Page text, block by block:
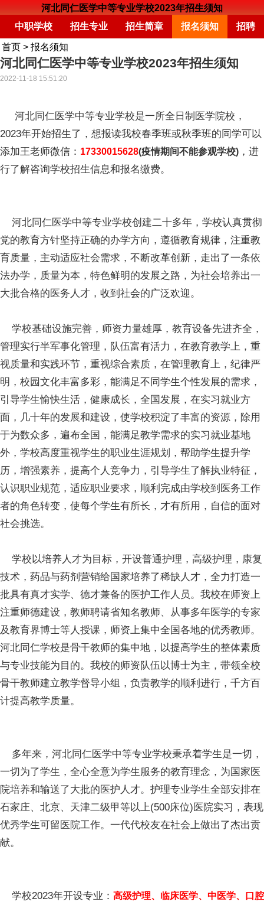
河北同仁医学中等专业学校2023年招生须知
中职学校
招生专业 招生简章 报名须知 招聘
首页 > 报名须知
河北同仁医学中等专业学校2023年招生须知
2022-11-18 15:51:20
河北同仁医学中等专业学校是一所全日制医学院校，
2023年开始招生了，想报读我校春季班或秋季班的同学可以
添加王老师微信： 17330015628(疫情期间不能参观学校) ，进
行了解咨询学校招生信息和报名缴费。
河北同仁医学中等专业学校创建二十多年，学校认真贯彻
党的教育方针坚持正确的办学方向，遵循教育规律，注重教
育质量，主动适应社会需求，不断改革创新，走出了一条依
法办学，质量为本，特色鲜明的发展之路，为社会培养出一
大批合格的医务人才，收到社会的广泛欢迎。
学校基础设施完善，师资力量雄厚，教育设备先进齐全，
管理实行半军事化管理，队伍富有活力，在教育教学上，重
视质量和实践环节，重视综合素质，在管理教育上，纪律严
明，校园文化丰富多彩，能满足不同学生个性发展的需求，
引导学生愉快生活，健康成长，全国发展，在实习就业方
面，几十年的发展和建设，使学校积淀了丰富的资源，除用
于为数众多，遍布全国，能满足教学需求的实习就业基地
外，学校高度重视学生的职业生涯规划，帮助学生提升学
历，增强素养，提高个人竞争力，引导学生了解执业特征，
认识职业规范，适应职业要求，顺利完成由学校到医务工作
者的角色转变，使每个学生有所长，才有所用，自信的面对
社会挑选。
学校以培养人才为目标，开设普通护理，高级护理，康复
技术，药品与药剂营销给国家培养了稀缺人才，全力打造一
批具有真才实学、德才兼备的医护工作人员。我校在师资上
注重师德建设，教师聘请省知名教师、从事多年医学的专家
及教育界博士等人授课，师资上集中全国各地的优秀教师。
河北同仁学校是骨干教师的集中地，以提高学生的整体素质
与专业技能为目的。我校的师资队伍以博士为主，带领全校
骨干教师建立教学督导小组，负责教学的顺利进行，千方百
计提高教学质量。
多年来，河北同仁医学中等专业学校秉承着学生是一切，
一切为了学生，全心全意为学生服务的教育理念，为国家医
院培养和输送了大批的医护人才。护理专业学生全部安排在
石家庄、北京、天津二级甲等以上(500床位)医院实习，表现
优秀学生可留医院工作。一代代校友在社会上做出了杰出贡
献。
学校2023年开设专业： 高级护理、临床医学、中医学、口腔